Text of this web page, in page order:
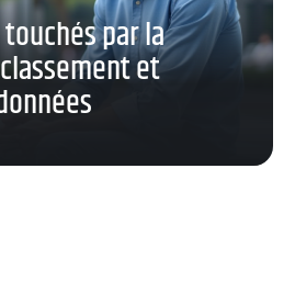
par la
et